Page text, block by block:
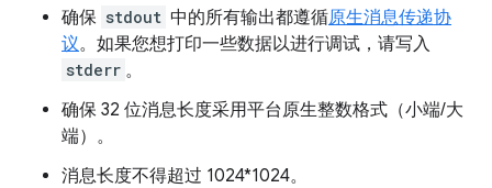
确保 stdout 中的所有输出都遵循原生消息传递协
议。如果您想打印一些数据以进行调试，请写入
stderr 。
确保 32 位消息长度采用平台原生整数格式（小端/大
端）。
消息长度不得超过 1024*1024。